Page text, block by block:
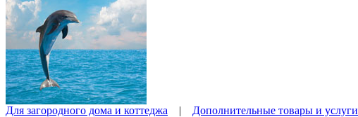
Для загородного дома и коттеджа | Дополнительные товары и услуги